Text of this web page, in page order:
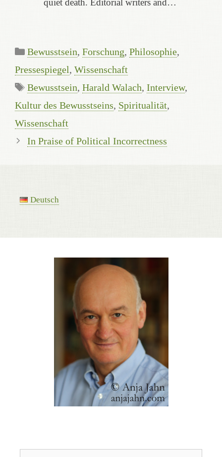
quiet death. Editorial writers and…
Categories
Bewusstsein, Forschung, Philosophie,
Pressespiegel, Wissenschaft
Tags
Bewusstsein, Harald Walach, Interview,
Kultur des Bewusstseins, Spiritualität,
Wissenschaft
In Praise of Political Incorrectness
Deutsch